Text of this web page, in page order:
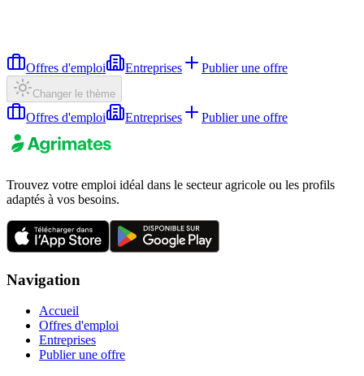
Offres d'emploi Entreprises Publier une offre
Changer le thème
Offres d'emploi Entreprises Publier une offre
Trouvez votre emploi idéal dans le secteur agricole ou les profils
adaptés à vos besoins.
Navigation
Accueil
Offres d'emploi
Entreprises
Publier une offre